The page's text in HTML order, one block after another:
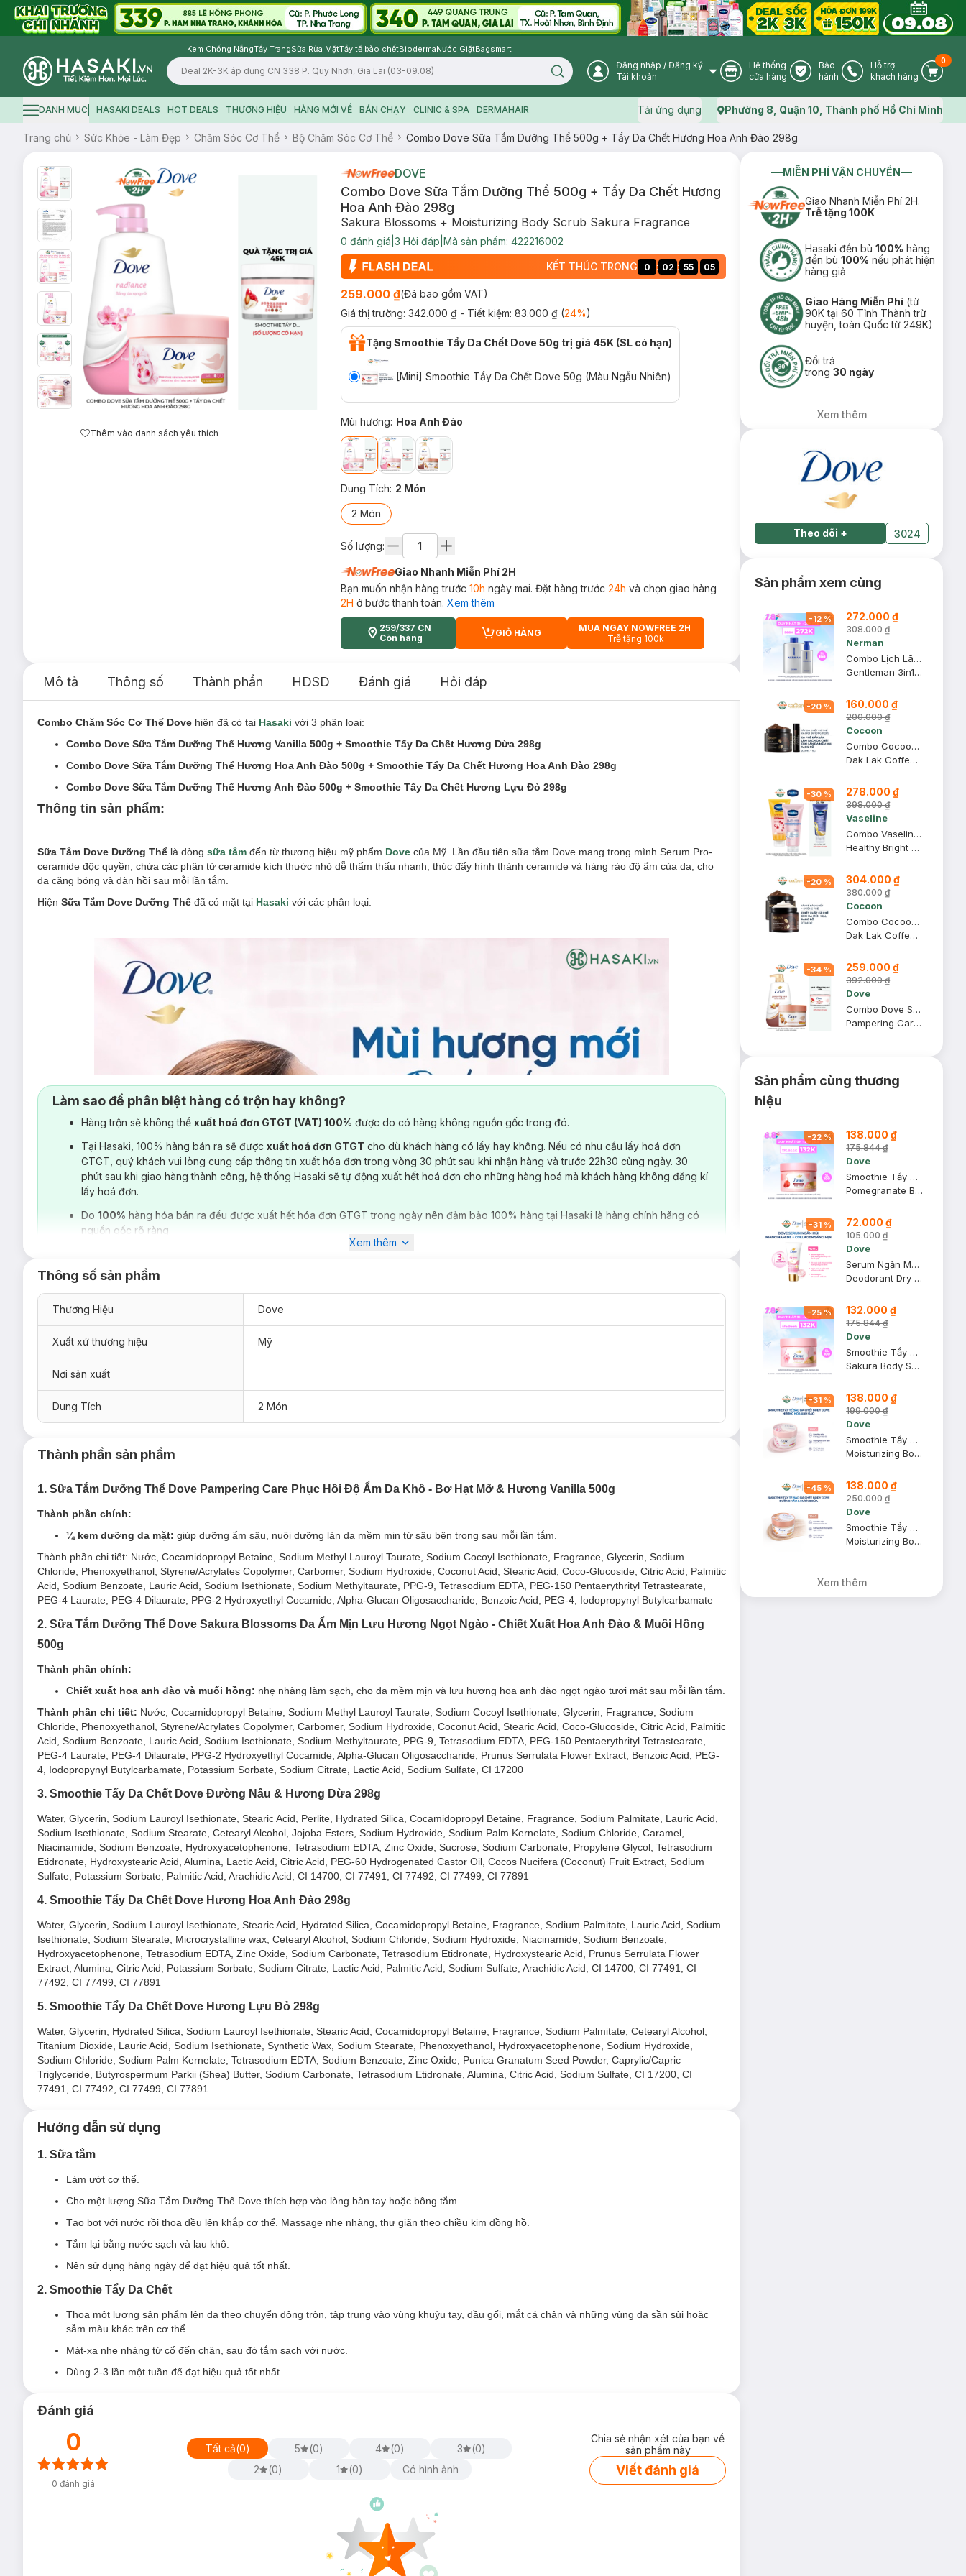
Kem Chống NắngTẩy TrangSữa Rửa MặtTẩy tế bào chếtBiodermaNước GiặtBagsmart
Logo
Search icon User Icon
Đăng nhập / Đăng ký
Tài khoản
Store Icon
Hệ thống
cửa hàng
Warranty Icon
Bảo
hành
Phone Icon
Hỗ trợ
khách hàng
Cart
0
Hamburger icon
DANH MỤC HASAKI DEALS HOT DEALS THƯƠNG HIỆU HÀNG MỚI VỀ BÁN CHẠY CLINIC & SPA DERMAHAIR Tải ứng dụng Map icon
Phường 8, Quận 10, Thành phố Hồ Chí Minh
Trang chủ Sức Khỏe - Làm Đẹp Chăm Sóc Cơ Thể Bộ Chăm Sóc Cơ Thể Combo Dove Sữa Tắm Dưỡng Thể 500g + Tẩy Da Chết Hương Hoa Anh Đào 298g
Thêm vào danh sách yêu thích
DOVE
Combo Dove Sữa Tắm Dưỡng Thể 500g + Tẩy Da Chết Hương
Hoa Anh Đào 298g
Sakura Blossoms + Moisturizing Body Scrub Sakura Fragrance
0 đánh giá 3 Hỏi đáp Mã sản phẩm: 422216002
KẾT THÚC TRONG 0 : 02 : 55 : 04
259.000 ₫(Đã bao gồm VAT)
Giá thị trường: 342.000 ₫ - Tiết kiệm: 83.000 ₫(24%)
Tặng Smoothie Tẩy Da Chết Dove 50g trị giá 45K (SL có hạn)
[Mini] Smoothie Tẩy Da Chết Dove 50g (Màu Ngẫu Nhiên)
Mùi hương: Hoa Anh Đào
Dung Tích: 2 Món
2 Món
Số lượng:
Giao Nhanh Miễn Phí 2H
Bạn muốn nhận hàng trước 10h ngày mai. Đặt hàng trước 24h và chọn giao hàng
2H ở bước thanh toán. Xem thêm
259/337 CN
Còn hàng
CART PLUS ICON
GIỎ HÀNG
MUA NGAY NOWFREE 2H
Trễ tặng 100k
Mô tả Thông số Thành phần HDSD Đánh giá Hỏi đáp
Combo Chăm Sóc Cơ Thể Dove hiện đã có tại Hasaki với 3 phân loại:
Combo Dove Sữa Tắm Dưỡng Thể Hương Vanilla 500g + Smoothie Tẩy Da Chết Hương Dừa 298g
Combo Dove Sữa Tắm Dưỡng Thể Hương Hoa Anh Đào 500g + Smoothie Tẩy Da Chết Hương Hoa Anh Đào 298g
Combo Dove Sữa Tắm Dưỡng Thể Hương Anh Đào 500g + Smoothie Tẩy Da Chết Hương Lựu Đỏ 298g
Thông tin sản phẩm:
Sữa Tắm Dove Dưỡng Thể là dòng sữa tắm đến từ thương hiệu mỹ phẩm Dove của Mỹ. Lần đầu tiên sữa tắm Dove mang trong mình Serum Pro-
ceramide độc quyền, chứa các phân tử ceramide kích thước nhỏ dễ thẩm thấu nhanh, thúc đẩy hình thành ceramide và hàng rào độ ẩm của da, cho
da căng bóng và đàn hồi sau mỗi lần tắm.
Hiện Sữa Tắm Dove Dưỡng Thể đã có mặt tại Hasaki với các phân loại:
1. Sữa Tắm Dưỡng Thể Dove Pro-Ceramide Radiance Sáng Da Rạng Rỡ
Loại da phù hợp:
Sản phẩm phù hợp với mọi loại da, kể cả da nhạy cảm.
Ưu thế nổi bật:
Chiết xuất hoa anh đào và muối hồng giúp da ẩm mịn, sáng rạng rỡ và lưu hương hoa anh đào ngọt ngào sau mỗi lần tắm.
Hương thơm cải tiến được yêu thích và lựa chọn bởi người tiêu dùng với nốt hương nước hoa sang trọng, tăng khả năng lưu hương.
Serum Pro-ceramidekích thước nhỏ, thẩm thấu nhanh khi tắm và không gây bết dính.
2. Sữa Tắm Dưỡng Thể Dove Pro-Ceramide Pampering Care Cải Thiện Làn Da Khô
Làm sao để phân biệt hàng có trộn hay không?
Hàng trộn sẽ không thể xuất hoá đơn GTGT (VAT) 100% được do có hàng không nguồn gốc trong đó.
Tại Hasaki, 100% hàng bán ra sẽ được xuất hoá đơn GTGT cho dù khách hàng có lấy hay không. Nếu có nhu cầu lấy hoá đơn
GTGT, quý khách vui lòng cung cấp thông tin xuất hóa đơn trong vòng 30 phút sau khi nhận hàng và trước 22h30 cùng ngày. 30
phút sau khi giao hàng thành công, hệ thống Hasaki sẽ tự động xuất hết hoá đơn cho những hàng hoá mà khách hàng không đăng kí
lấy hoá đơn.
Do 100% hàng hóa bán ra đều được xuất hết hóa đơn GTGT trong ngày nên đảm bảo 100% hàng tại Hasaki là hàng chính hãng có
nguồn gốc rõ ràng.
Xem thêm
Thông số sản phẩm
Thương Hiệu Dove
Xuất xứ thương hiệu Mỹ
Nơi sản xuất
Dung Tích 2 Món
Thành phần sản phẩm
1. Sữa Tắm Dưỡng Thể Dove Pampering Care Phục Hồi Độ Ẩm Da Khô - Bơ Hạt Mỡ & Hương Vanilla 500g
Thành phần chính:
¼ kem dưỡng da mặt: giúp dưỡng ẩm sâu, nuôi dưỡng làn da mềm mịn từ sâu bên trong sau mỗi lần tắm.
Thành phần chi tiết: Nước, Cocamidopropyl Betaine, Sodium Methyl Lauroyl Taurate, Sodium Cocoyl Isethionate, Fragrance, Glycerin, Sodium
Chloride, Phenoxyethanol, Styrene/Acrylates Copolymer, Carbomer, Sodium Hydroxide, Coconut Acid, Stearic Acid, Coco-Glucoside, Citric Acid, Palmitic
Acid, Sodium Benzoate, Lauric Acid, Sodium Isethionate, Sodium Methyltaurate, PPG-9, Tetrasodium EDTA, PEG-150 Pentaerythrityl Tetrastearate,
PEG-4 Laurate, PEG-4 Dilaurate, PPG-2 Hydroxyethyl Cocamide, Alpha-Glucan Oligosaccharide, Benzoic Acid, PEG-4, Iodopropynyl Butylcarbamate
2. Sữa Tắm Dưỡng Thể Dove Sakura Blossoms Da Ẩm Mịn Lưu Hương Ngọt Ngào - Chiết Xuất Hoa Anh Đào & Muối Hồng
500g
Thành phần chính:
Chiết xuất hoa anh đào và muối hồng: nhẹ nhàng làm sạch, cho da mềm mịn và lưu hương hoa anh đào ngọt ngào tươi mát sau mỗi lần tắm.
Thành phần chi tiết: Nước, Cocamidopropyl Betaine, Sodium Methyl Lauroyl Taurate, Sodium Cocoyl Isethionate, Glycerin, Fragrance, Sodium
Chloride, Phenoxyethanol, Styrene/Acrylates Copolymer, Carbomer, Sodium Hydroxide, Coconut Acid, Stearic Acid, Coco-Glucoside, Citric Acid, Palmitic
Acid, Sodium Benzoate, Lauric Acid, Sodium Isethionate, Sodium Methyltaurate, PPG-9, Tetrasodium EDTA, PEG-150 Pentaerythrityl Tetrastearate,
PEG-4 Laurate, PEG-4 Dilaurate, PPG-2 Hydroxyethyl Cocamide, Alpha-Glucan Oligosaccharide, Prunus Serrulata Flower Extract, Benzoic Acid, PEG-
4, Iodopropynyl Butylcarbamate, Potassium Sorbate, Sodium Citrate, Lactic Acid, Sodium Sulfate, CI 17200
3. Smoothie Tẩy Da Chết Dove Đường Nâu & Hương Dừa 298g
Water, Glycerin, Sodium Lauroyl Isethionate, Stearic Acid, Perlite, Hydrated Silica, Cocamidopropyl Betaine, Fragrance, Sodium Palmitate, Lauric Acid,
Sodium Isethionate, Sodium Stearate, Cetearyl Alcohol, Jojoba Esters, Sodium Hydroxide, Sodium Palm Kernelate, Sodium Chloride, Caramel,
Niacinamide, Sodium Benzoate, Hydroxyacetophenone, Tetrasodium EDTA, Zinc Oxide, Sucrose, Sodium Carbonate, Propylene Glycol, Tetrasodium
Etidronate, Hydroxystearic Acid, Alumina, Lactic Acid, Citric Acid, PEG-60 Hydrogenated Castor Oil, Cocos Nucifera (Coconut) Fruit Extract, Sodium
Sulfate, Potassium Sorbate, Palmitic Acid, Arachidic Acid, CI 14700, CI 77491, CI 77492, CI 77499, CI 77891
4. Smoothie Tẩy Da Chết Dove Hương Hoa Anh Đào 298g
Water, Glycerin, Sodium Lauroyl Isethionate, Stearic Acid, Hydrated Silica, Cocamidopropyl Betaine, Fragrance, Sodium Palmitate, Lauric Acid, Sodium
Isethionate, Sodium Stearate, Microcrystalline wax, Cetearyl Alcohol, Sodium Chloride, Sodium Hydroxide, Niacinamide, Sodium Benzoate,
Hydroxyacetophenone, Tetrasodium EDTA, Zinc Oxide, Sodium Carbonate, Tetrasodium Etidronate, Hydroxystearic Acid, Prunus Serrulata Flower
Extract, Alumina, Citric Acid, Potassium Sorbate, Sodium Citrate, Lactic Acid, Palmitic Acid, Sodium Sulfate, Arachidic Acid, CI 14700, CI 77491, CI
77492, CI 77499, CI 77891
5. Smoothie Tẩy Da Chết Dove Hương Lựu Đỏ 298g
Water, Glycerin, Hydrated Silica, Sodium Lauroyl Isethionate, Stearic Acid, Cocamidopropyl Betaine, Fragrance, Sodium Palmitate, Cetearyl Alcohol,
Titanium Dioxide, Lauric Acid, Sodium Isethionate, Synthetic Wax, Sodium Stearate, Phenoxyethanol, Hydroxyacetophenone, Sodium Hydroxide,
Sodium Chloride, Sodium Palm Kernelate, Tetrasodium EDTA, Sodium Benzoate, Zinc Oxide, Punica Granatum Seed Powder, Caprylic/Capric
Triglyceride, Butyrospermum Parkii (Shea) Butter, Sodium Carbonate, Tetrasodium Etidronate, Alumina, Citric Acid, Sodium Sulfate, CI 17200, CI
77491, CI 77492, CI 77499, CI 77891
Hướng dẫn sử dụng
1. Sữa tắm
Làm ướt cơ thể.
Cho một lượng Sữa Tắm Dưỡng Thể Dove thích hợp vào lòng bàn tay hoặc bông tắm.
Tạo bọt với nước rồi thoa đều lên khắp cơ thể. Massage nhẹ nhàng, thư giãn theo chiều kim đồng hồ.
Tắm lại bằng nước sạch và lau khô.
Nên sử dụng hàng ngày để đạt hiệu quả tốt nhất.
2. Smoothie Tẩy Da Chết
Thoa một lượng sản phẩm lên da theo chuyển động tròn, tập trung vào vùng khuỷu tay, đầu gối, mắt cá chân và những vùng da sần sùi hoặc
sẫm màu khác trên cơ thể.
Mát-xa nhẹ nhàng từ cổ đến chân, sau đó tắm sạch với nước.
Dùng 2-3 lần một tuần để đạt hiệu quả tốt nhất.
Đánh giá
0
0 đánh giá
Tất cả(0) 5 (0) 4 (0) 3 (0)
2
(0) 1 (0) Có hình ảnh
Chia sẻ nhận xét của bạn về
sản phẩm này
Viết đánh giá
MIỄN PHÍ VẬN CHUYỂN
Giao Nhanh Miễn Phí 2H.
Trễ tặng 100K
Hasaki đền bù100% hãng
đền bù100% nếu phát hiện
hàng giả
Giao Hàng Miễn Phí (từ
90K tại 60 Tỉnh Thành trừ
huyện, toàn Quốc từ 249K)
Đổi trả
trong30 ngày
Xem thêm
Theo dõi + 3024
Sản phẩm xem cùng
-12% 272.000 ₫
308.000 ₫
Nerman
Combo Lịch Lãm Nerman (Sữa Tắm Gội 3in1 350ml & Dung Dịch Vệ Sinh Nam Sanda 100ml) (Mới)
Gentleman 3in1 Wash Body, Face And Hair + Elegant Men Intimate Wash
-20 % 160.000 ₫
200.000 ₫
Cocoon
Combo Cocoon Tẩy Da Chết Toàn Thân & Môi (Không Hộp) Từ Cà Phê Đắk Lắk
Dak Lak Coffee Body Polish 200ml + Dak-Lak Coffee Lip Scrub 5g
-30 % 278.000 ₫
398.000 ₫
Vaseline
Combo Vaseline Serum Dưỡng Thể Chống Nắng 300ml + Sữa Dưỡng Thể Nâng Tông 300ml
Healthy Bright Daily Protection & Brightening Serum SPF 50+ PA++++ & Gluta-Hya Body Tone-Up UV Lotion
-20 % 304.000 ₫
380.000 ₫
Cocoon
Combo Cocoon Làm Sạch Da Chết Và Dưỡng Ẩm Cơ Thể Từ Cà Phê
Dak Lak Coffee Body Polish 200ml + Dak Lak Coffee Body Butter 200ml
-34 % 259.000 ₫
392.000 ₫
Dove
Combo Dove Sữa Tắm Hương Vanilla 500g + Tẩy Da Chết Body Hương Dừa 298g
Pampering Care + Moisturizing Body Scrub Sugar & Coconut Fragrance
Sản phẩm cùng thương
hiệu
-22% 138.000 ₫
175.844 ₫
Dove
Smoothie Tẩy Da Chết Dove Hương Lựu Đỏ 280g (Mẫu Mới)
Pomegranate Body Scrub
-31 % 72.000 ₫
105.000 ₫
Dove
Serum Ngăn Mùi Dove Giúp Da Sáng Mịn Đều Màu 40ml
Deodorant Dry Serum 3% Niacinamide + 10X Collagen
-25% 132.000 ₫
175.844 ₫
Dove
Smoothie Tẩy Da Chết Dove Hương Hoa Anh Đào 280g (Mẫu Mới)
Sakura Body Scrub
-31 % 138.000 ₫
199.000 ₫
Dove
Smoothie Tẩy Da Chết Dove Hương Hoa Anh Đào 298g
Moisturizing Body Scrub Sakura Fragrance
-45 % 138.000 ₫
250.000 ₫
Dove
Smoothie Tẩy Da Chết Dove Đường Nâu & Hương Dừa 298g
Moisturizing Body Scrub Sugar & Coconut Fragrance
Xem thêm